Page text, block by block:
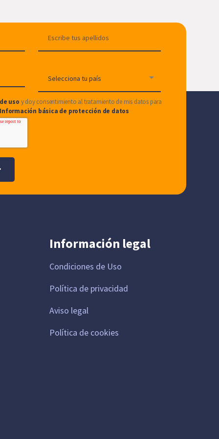
uso y doy consentimiento al tratamiento de mis datos para
Información básica de protección de datos
Información legal
Condiciones de Uso
Política de privacidad
Aviso legal
Política de cookies